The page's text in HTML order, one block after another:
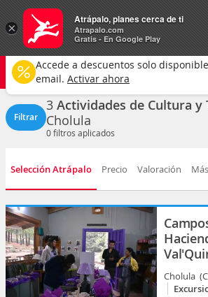
Actividades
Cholula ciudad
Cultura y turismo Cualquier fecha
Filtrar
3 Actividades de Cultura y
Cholula
0filtros aplicados
Selección Atrápalo Precio Valoración
Cholula
×
Atrápalo, planes cerca de ti
Atrapalo.com
Gratis - En Google Play
Accede a descuentos solo
email. Activar ahora